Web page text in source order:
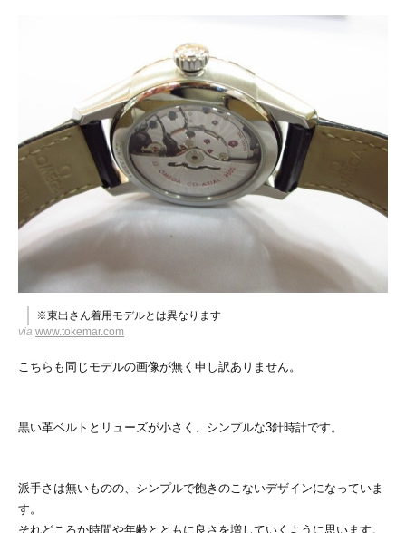
※東出さん着用モデルとは異なります
via www.tokemar.com
こちらも同じモデルの画像が無く申し訳ありません。
黒い革ベルトとリューズが小さく、シンプルな3針時計です。
派手さは無いものの、シンプルで飽きのこないデザインになっていま
す。
それどころか時間や年齢とともに良さを増していくように思います。